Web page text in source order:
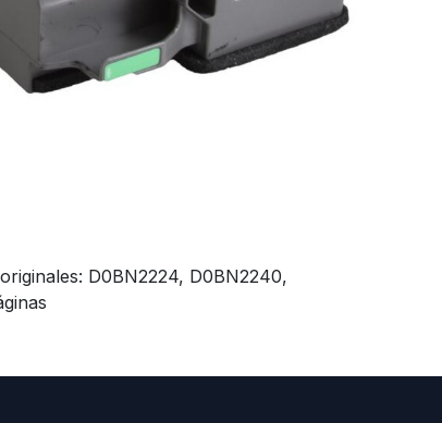
D0BN2224, D0BN2240,